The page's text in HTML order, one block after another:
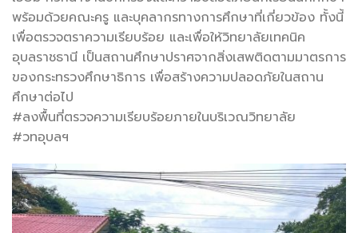
พร้อมด้วยคณะครู และบุคลากรทางการศึกษาที่เกี่ยวข้อง ทั้งนี้
เพื่อตรวจตราความเรียบร้อย และเพื่อให้วิทยาลัยเทคนิค
อุบลราชธานี เป็นสถานศึกษาปราศจากสิ่งเสพติดตามมาตรการ
ของกระทรวงศึกษาธิการ เพื่อสร้างความปลอดภัยในสถาน
ศึกษาต่อไป
#ลงพื้นที่ตรวจความเรียบร้อยภายในบริเวณวิทยาลัย
#วทอุบลฯ